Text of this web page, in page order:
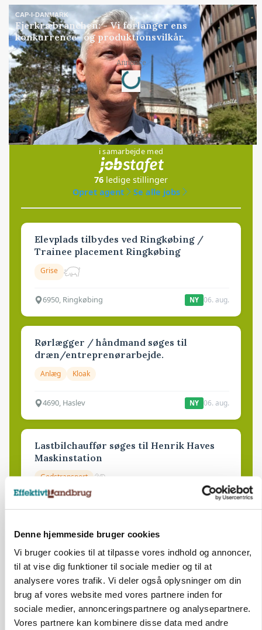
Denne hjemmeside bruger cookies
Vi bruger cookies til at tilpasse vores indhold og annoncer,
til at vise dig funktioner til sociale medier og til at
analysere vores trafik. Vi deler også oplysninger om din
brug af vores website med vores partnere inden for
sociale medier, annonceringspartnere og analysepartnere.
Vores partnere kan kombinere disse data med andre
CAP-I-DANMARK
Fjerkræbranchen: - Vi forlanger ens
konkurrence- og produktionsvilkår
Annonce
Loading...
Jobs
i samarbejde med
76 ledige stillinger
Opret agent
Se alle jobs
Elevplads tilbydes ved Ringkøbing /
Trainee placement Ringkøbing
Grise
6950, Ringkøbing NY 06. aug.
Rørlægger / håndmand søges til
dræn/entreprenørarbejde.
Anlæg Kloak
4690, Haslev NY 06. aug.
Lastbilchauffør søges til Henrik Haves
Maskinstation
Godstransport
Medarbejdere til griseproduktion
Grise
9681, Ranum 03. aug.